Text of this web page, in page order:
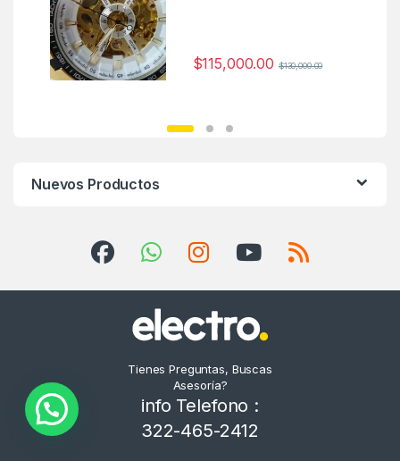
$115,000.00 $130,000.00
Nuevos Productos
Tienes Preguntas, Buscas
Asesoría?
info Telefono :
322-465-2412